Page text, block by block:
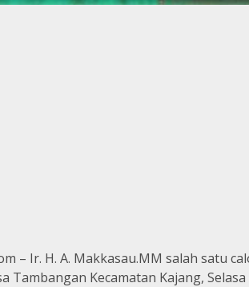
– Ir. H. A. Makkasau.MM salah satu
Tambangan Kecamatan Kajang, Selasa